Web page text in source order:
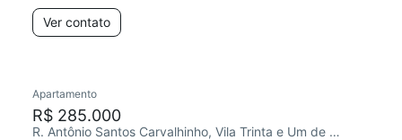
Ver contato
Apartamento
R$ 285.000
R. Antônio Santos Carvalhinho, Vila Trinta e Um de Março